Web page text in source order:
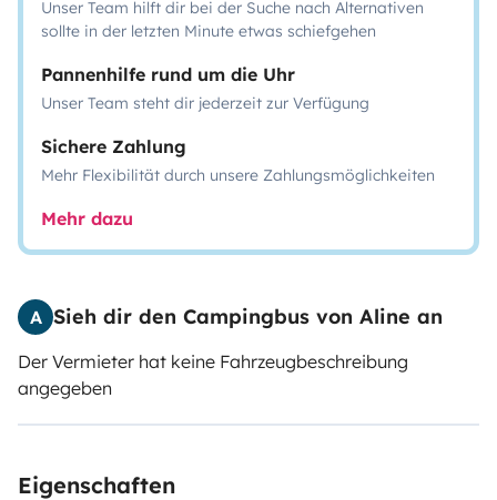
Unser Team hilft dir bei der Suche nach Alternativen
sollte in der letzten Minute etwas schiefgehen
Pannenhilfe rund um die Uhr
Unser Team steht dir jederzeit zur Verfügung
Sichere Zahlung
Mehr Flexibilität durch unsere Zahlungsmöglichkeiten
Mehr dazu
A Sieh dir den Campingbus von Aline an
Der Vermieter hat keine Fahrzeugbeschreibung
angegeben
Eigenschaften